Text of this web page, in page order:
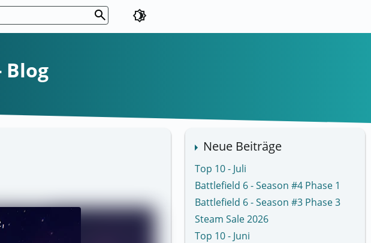
search brightness_4
Blog
Neue Beiträge
Top 10 - Juli
Battlefield 6 - Season #4 Phase 1
Battlefield 6 - Season #3 Phase 3
Steam Sale 2026
Top 10 - Juni